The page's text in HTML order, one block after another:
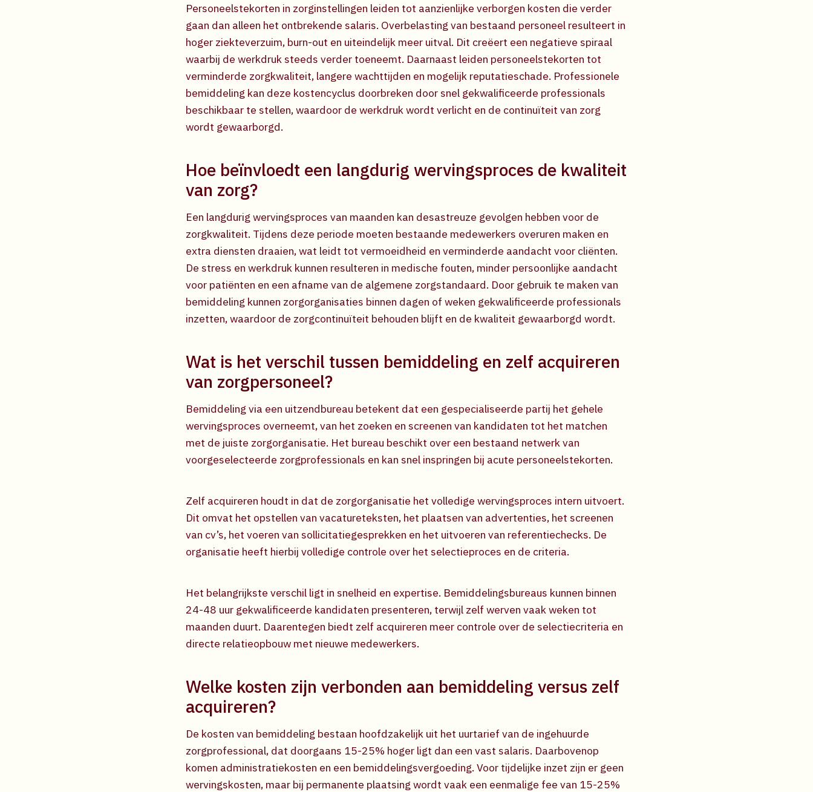
Personeelstekorten in zorginstellingen leiden tot aanzienlijke verborgen kosten die verder
gaan dan alleen het ontbrekende salaris. Overbelasting van bestaand personeel resulteert in
hoger ziekteverzuim, burn-out en uiteindelijk meer uitval. Dit creëert een negatieve spiraal
waarbij de werkdruk steeds verder toeneemt. Daarnaast leiden personeelstekorten tot
verminderde zorgkwaliteit, langere wachttijden en mogelijk reputatieschade. Professionele
bemiddeling kan deze kostencyclus doorbreken door snel gekwalificeerde professionals
beschikbaar te stellen, waardoor de werkdruk wordt verlicht en de continuïteit van zorg
wordt gewaarborgd.
Hoe beïnvloedt een langdurig wervingsproces de kwaliteit
van zorg?
Een langdurig wervingsproces van maanden kan desastreuze gevolgen hebben voor de
zorgkwaliteit. Tijdens deze periode moeten bestaande medewerkers overuren maken en
extra diensten draaien, wat leidt tot vermoeidheid en verminderde aandacht voor cliënten.
De stress en werkdruk kunnen resulteren in medische fouten, minder persoonlijke aandacht
voor patiënten en een afname van de algemene zorgstandaard. Door gebruik te maken van
bemiddeling kunnen zorgorganisaties binnen dagen of weken gekwalificeerde professionals
inzetten, waardoor de zorgcontinuïteit behouden blijft en de kwaliteit gewaarborgd wordt.
Wat is het verschil tussen bemiddeling en zelf acquireren
van zorgpersoneel?
Bemiddeling via een uitzendbureau betekent dat een gespecialiseerde partij het gehele
wervingsproces overneemt, van het zoeken en screenen van kandidaten tot het matchen
met de juiste zorgorganisatie. Het bureau beschikt over een bestaand netwerk van
voorgeselecteerde zorgprofessionals en kan snel inspringen bij acute personeelstekorten.
Zelf acquireren houdt in dat de zorgorganisatie het volledige wervingsproces intern uitvoert.
Dit omvat het opstellen van vacatureteksten, het plaatsen van advertenties, het screenen
van cv’s, het voeren van sollicitatiegesprekken en het uitvoeren van referentiechecks. De
organisatie heeft hierbij volledige controle over het selectieproces en de criteria.
Het belangrijkste verschil ligt in snelheid en expertise. Bemiddelingsbureaus kunnen binnen
24-48 uur gekwalificeerde kandidaten presenteren, terwijl zelf werven vaak weken tot
maanden duurt. Daarentegen biedt zelf acquireren meer controle over de selectiecriteria en
directe relatieopbouw met nieuwe medewerkers.
Welke kosten zijn verbonden aan bemiddeling versus zelf
acquireren?
De kosten van bemiddeling bestaan hoofdzakelijk uit het uurtarief van de ingehuurde
zorgprofessional, dat doorgaans 15-25% hoger ligt dan een vast salaris. Daarbovenop
komen administratiekosten en een bemiddelingsvergoeding. Voor tijdelijke inzet zijn er geen
wervingskosten, maar bij permanente plaatsing wordt vaak een eenmalige fee van 15-25%